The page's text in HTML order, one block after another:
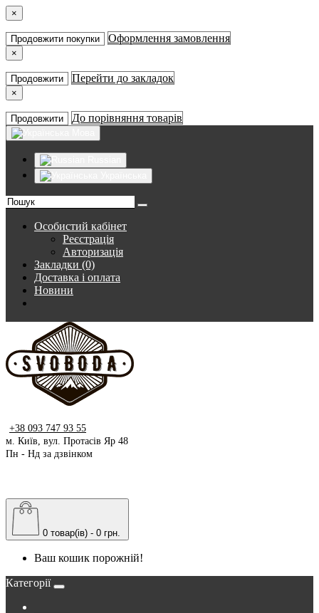
×
Продовжити покупки Оформлення замовлення
×
Продовжити Перейти до закладок
×
Продовжити До порівняння товарів
Особистий кабінет
Реєстрація
Авторизація
Закладки (0)
Доставка і оплата
Новини
+38 093 747 93 55
м. Київ, вул. Протасів Яр 48
Пн - Нд за дзвінком
0 товар(ів) - 0 грн.
Ваш кошик порожній!
Категорії